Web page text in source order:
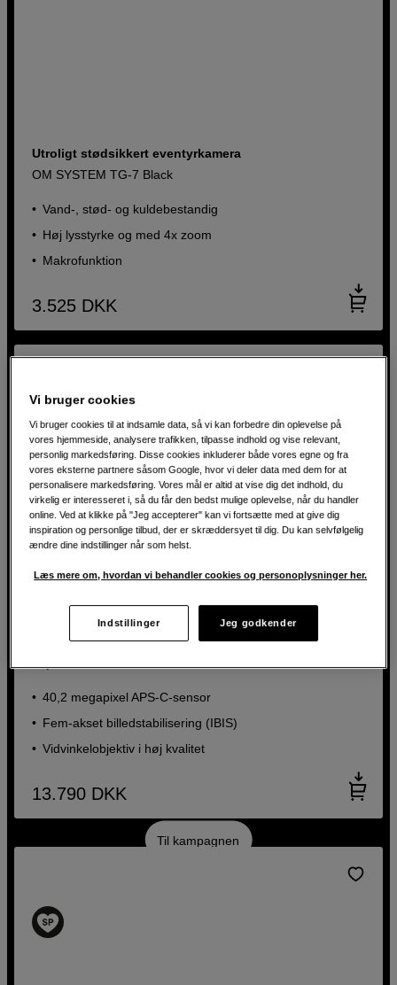
Utroligt stødsikkert eventyrkamera
OM SYSTEM TG-7 Black
Vand-, stød- og kuldebestandig
Høj lysstyrke og med 4x zoom
Makrofunktion
3.525 DKK
Kompakt kamera med højopløst sensor og indbygget
billedstabilisering
40,2 megapixel APS-C-sensor
Fem-akset billedstabilisering (IBIS)
Vidvinkelobjektiv i høj kvalitet
13.790 DKK
Til kampagnen
Vi bruger cookies
Vi bruger cookies til at indsamle data, så vi kan forbedre din oplevelse på
vores hjemmeside, analysere trafikken, tilpasse indhold og vise relevant,
personlig markedsføring. Disse cookies inkluderer både vores egne og fra
vores eksterne partnere såsom Google, hvor vi deler data med dem for at
personalisere markedsføring. Vores mål er altid at vise dig det indhold, du
virkelig er interesseret i, så du får den bedst mulige oplevelse, når du handler
online. Ved at klikke på "Jeg accepterer" kan vi fortsætte med at give dig
inspiration og personlige tilbud, der er skræddersyet til dig. Du kan selvfølgelig
ændre dine indstillinger når som helst.
Læs mere om, hvordan vi behandler cookies og personoplysninger her.
Indstillinger Jeg godkender